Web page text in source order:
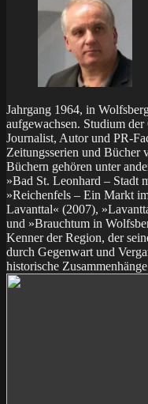
Jahrgang 1964, in
aufgewachsen. Studium
Journalist, Autor und PR-
Zeitungsserien und Bücher
Büchern gehören unter
»Bad St. Leonhard – Stadt
»Reichenfels – Ein Markt
Lavanttal« (2007),
und »Brauchtum in
Kenner der Region, der
durch Gegenwart und
historische